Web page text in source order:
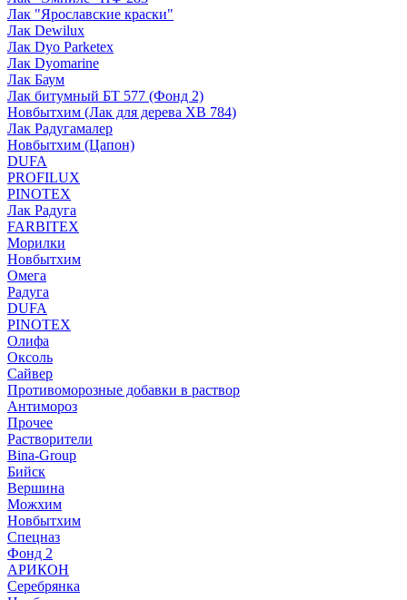
Лак "Ярославские краски"
Лак Dewilux
Лак Dyo Parketex
Лак Dyomarine
Лак Баум
Лак битумный БТ 577 (Фонд 2)
Новбытхим (Лак для дерева ХВ 784)
Лак Радугамалер
Новбытхим (Цапон)
DUFA
PROFILUX
PINOTEX
Лак Радуга
FARBITEX
Морилки
Новбытхим
Омега
Радуга
DUFA
PINOTEX
Олифа
Оксоль
Сайвер
Противоморозные добавки в раствор
Антимороз
Прочее
Растворители
Bina-Group
Бийск
Вершина
Можхим
Новбытхим
Спецназ
Фонд 2
АРИКОН
Серебрянка